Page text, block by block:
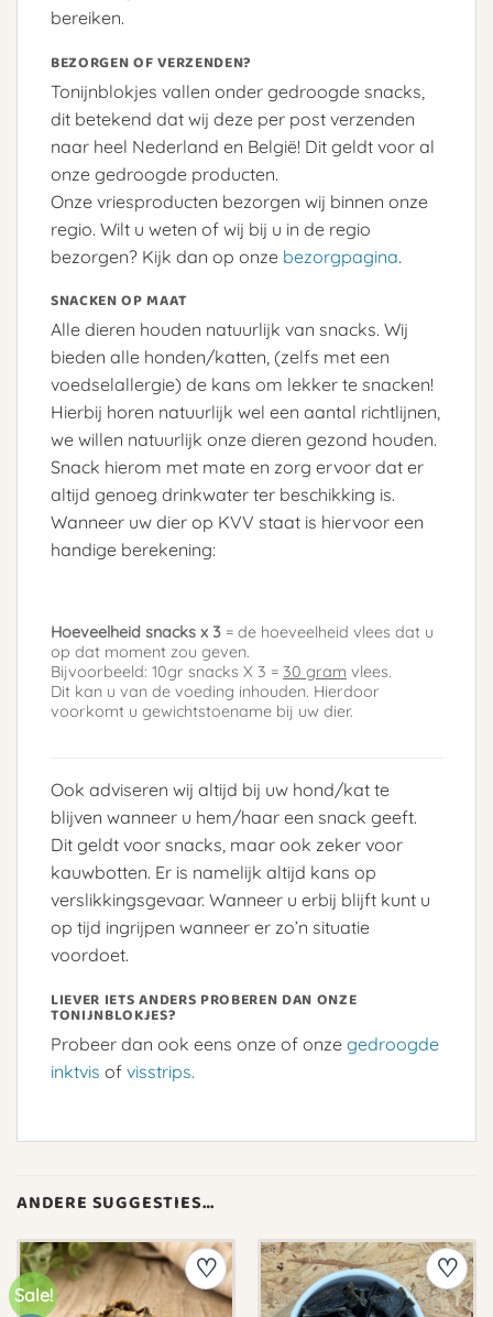
bereiken.
BEZORGEN OF VERZENDEN?
Tonijnblokjes vallen onder gedroogde snacks,
dit betekend dat wij deze per post verzenden
naar heel Nederland en België! Dit geldt voor al
onze gedroogde producten.
Onze vriesproducten bezorgen wij binnen onze
regio. Wilt u weten of wij bij u in de regio
bezorgen? Kijk dan op onze bezorgpagina.
SNACKEN OP MAAT
Alle dieren houden natuurlijk van snacks. Wij
bieden alle honden/katten, (zelfs met een
voedselallergie) de kans om lekker te snacken!
Hierbij horen natuurlijk wel een aantal richtlijnen,
we willen natuurlijk onze dieren gezond houden.
Snack hierom met mate en zorg ervoor dat er
altijd genoeg drinkwater ter beschikking is.
Wanneer uw dier op KVV staat is hiervoor een
handige berekening:
Hoeveelheid snacks x 3 = de hoeveelheid vlees dat u
op dat moment zou geven.
Bijvoorbeeld: 10gr snacks X 3 = 30 gram vlees.
Dit kan u van de voeding inhouden. Hierdoor
voorkomt u gewichtstoename bij uw dier.
Ook adviseren wij altijd bij uw hond/kat te
blijven wanneer u hem/haar een snack geeft.
Dit geldt voor snacks, maar ook zeker voor
kauwbotten. Er is namelijk altijd kans op
verslikkingsgevaar. Wanneer u erbij blijft kunt u
op tijd ingrijpen wanneer er zo’n situatie
voordoet.
LIEVER IETS ANDERS PROBEREN DAN ONZE
TONIJNBLOKJES?
Probeer dan ook eens onze of onze gedroogde
inktvis of visstrips.
ANDERE SUGGESTIES…
Sale!